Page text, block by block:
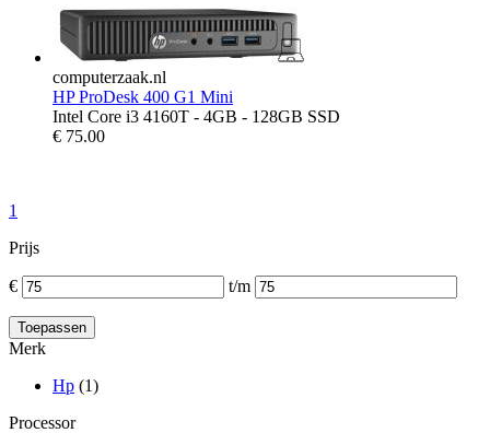
computerzaak.nl
HP ProDesk 400 G1 Mini
Intel Core i3 4160T - 4GB - 128GB SSD
€ 75.00
1
Prijs
€ t/m
Merk
Hp (1)
Processor